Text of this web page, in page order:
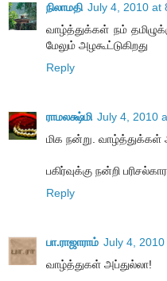
நிலாமதி July 4, 2010 at
வாழ்த்துக்கள் நம்
மேலும் அழகூட்டுகிறது
Reply
ராமலக்ஷ்மி July 4, 2010
மிக நன்று. வாழ்த்துக்கள்
பகிர்வுக்கு நன்றி
Reply
பா.ராஜாராம் July 4,
வாழ்த்துகள் அப்துல்லா!